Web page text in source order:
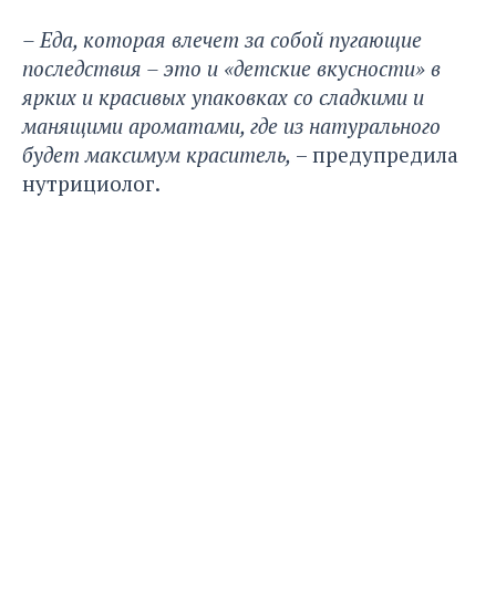
– Еда, которая влечет за собой пугающие
последствия – это и «детские вкусности» в
ярких и красивых упаковках со сладкими и
манящими ароматами, где из натурального
будет максимум краситель, – предупредила
нутрициолог.